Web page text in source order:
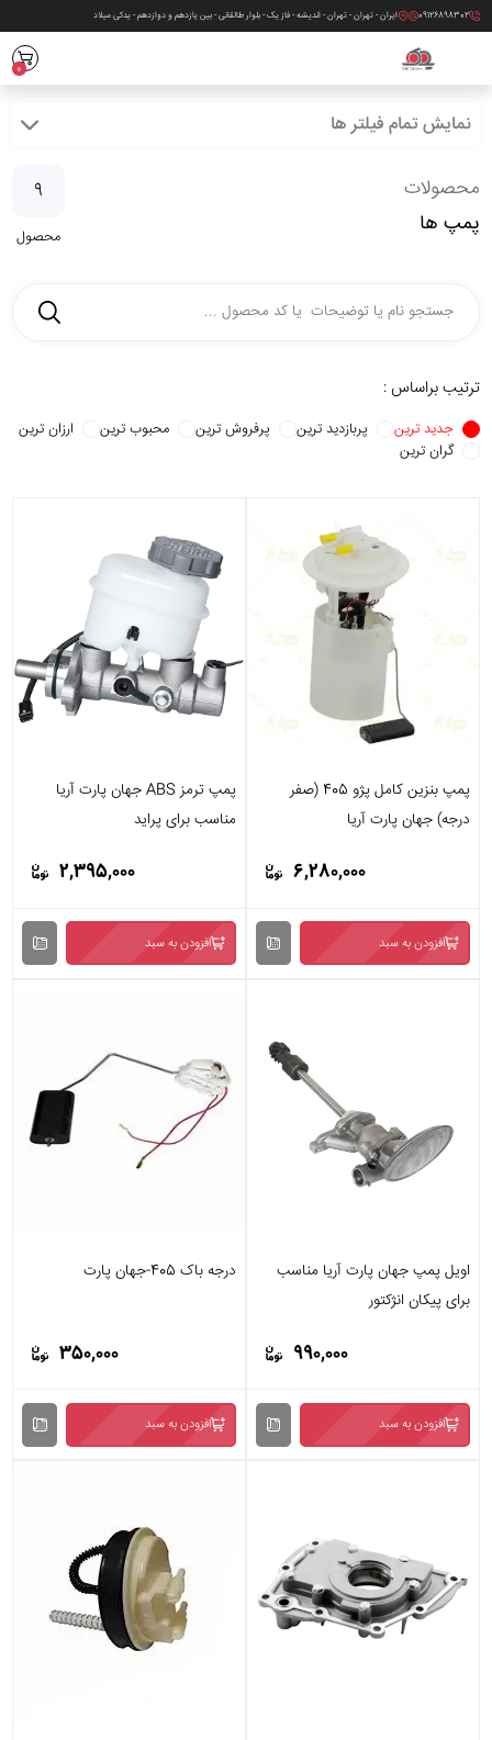
09126898302 ایران - تهران - تهران - اندیشه - فاز یک - بلوار طالقانی - بین یازدهم و دوازدهم - یدکی میلاد
0
نمایش تمام فیلتر ها
محصولات
پمپ ها
9
محصول
ترتیب براساس :
جدید ترین پربازدید ترین پرفروش ترین محبوب ترین
ارزان ترین
گران ترین
پمپ بنزین کامل پژو 405 (صفر
درجه) جهان پارت آریا
6,280,000
افزودن به سبد
پمپ ترمز ABS جهان پارت آریا
مناسب برای پراید
2,395,000
افزودن به سبد
اویل پمپ جهان پارت آریا مناسب
برای پیکان انژکتور
990,000
افزودن به سبد
درجه باک 405-جهان پارت
350,000
افزودن به سبد